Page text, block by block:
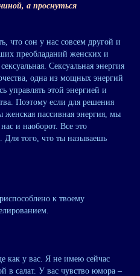
а проснуться
что сон у нас совсем другой и
преобладаний женских и
Сексуальная энергия
одна из мощных энергий
управлять этой энергией и
Поэтому если для решения
пассивная энергия, мы
и наоборот. Все это
Для того, что ты называешь
к твоему
как у вас. Я не имею сейчас
в салат. У вас чувство юмора –